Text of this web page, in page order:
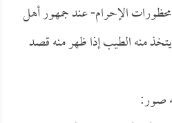
الإحرام- عند جمهور أهل
منه الطيب إذا ظهر منه قصد
صور: